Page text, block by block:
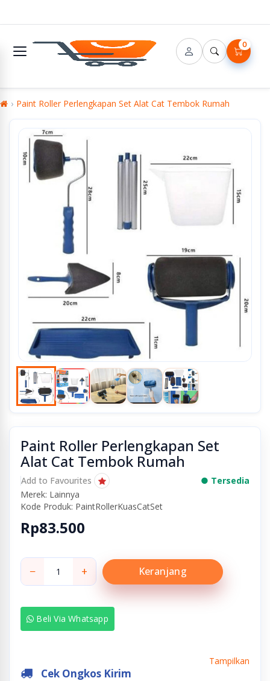
0
Paint Roller Perlengkapan Set Alat Cat Tembok Rumah
Paint Roller Perlengkapan Set
Alat Cat Tembok Rumah
Add to Favourites
● Tersedia
Merek: Lainnya
Kode Produk: PaintRollerKuasCatSet
Rp83.500
− + Keranjang
Beli Via Whatsapp
Cek Ongkos Kirim
Tampilkan